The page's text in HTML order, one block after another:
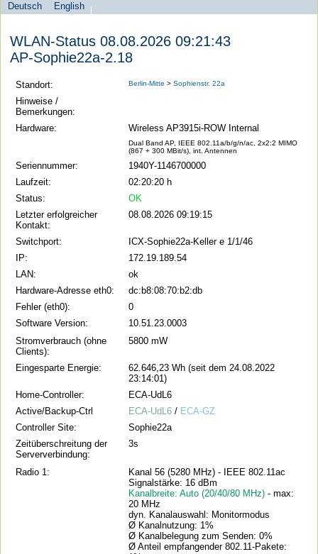
Sprachauswahl
Deutsch
English
search-menu
Universität
zu
Berlin
Computer-
und
WLAN-Status 08.08.2026 09:21:43
AP-Sophie22a-2.18
Standort: Berlin-Mitte >Sophienstr. 22a
Hinweise /
Bemerkungen:
Hardware:
Wireless AP3915i-ROW Internal
Dual Band AP, IEEE 802.11a/b/g/n/ac, 2x2:2 MIMO
(867 + 300 MBit/s), int. Antennen
Seriennummer:
1940Y-1146700000
Laufzeit:
02:20:20 h
Status:
OK
Letzter erfolgreicher
Kontakt:
08.08.2026 09:19:15
Switchport:
ICX-Sophie22a-Keller e 1/1/46
IP:
172.19.189.54
LAN:
ok
Hardware-Adresse eth0:
dc:b8:08:70:b2:db
Fehler (eth0):
0
Software Version:
10.51.23.0003
Stromverbrauch (ohne
Clients):
5800 mW
Eingesparte Energie:
62.646,23 Wh (seit dem 24.08.2022
23:14:01)
Home-Controller:
ECA-UdL6
Active/Backup-Ctrl
ECA-UdL6 / ECA-GZ
Controller Site:
Sophie22a
Zeitüberschreitung der
Serververbindung:
3s
Radio 1:
Kanal 56 (5280 MHz) - IEEE 802.11ac
Signalstärke: 16 dBm
Kanalbreite: Auto (20/40/80 MHz)- max:
20 MHz
dyn. Kanalauswahl: Monitormodus
Ø Kanalnutzung: 1%
Ø Kanalbelegung zum Senden: 0%
Ø Anteil empfangender 802.11-Pakete: